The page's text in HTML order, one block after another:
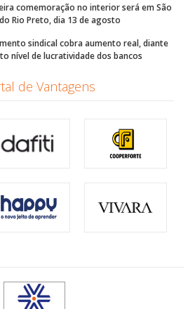
comemoração no interior será em São
Rio Preto, dia 13 de agosto
sindical cobra aumento real, diante
nível de lucratividade dos bancos
de Vantagens